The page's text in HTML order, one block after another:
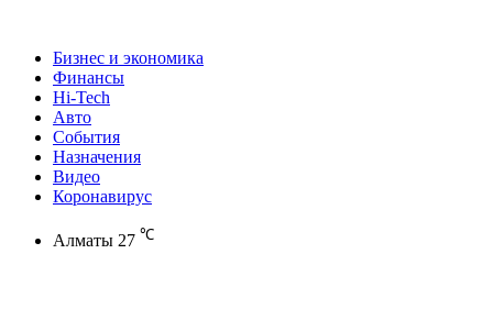
Бизнес и экономика
Финансы
Hi-Tech
Авто
События
Назначения
Видео
Коронавирус
Алматы 27 ℃